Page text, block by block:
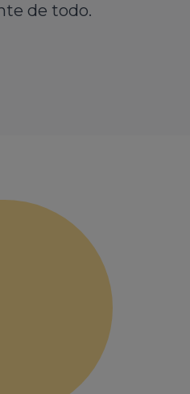
de todo.